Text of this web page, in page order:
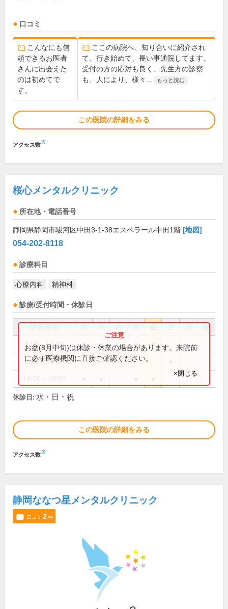
口コミ
こんなにも信
頼できるお医者
さんに出会えた
のは初めてで
す。
ここの病院へ、知り合いに紹介され
て、行き始めて、長い事通院してます。
受付の方の応対も良く、先生方の診察
も、人により、様々...
もっと読む
この医院の詳細をみる
アクセス数※
桜心メンタルクリニック
所在地・電話番号
静岡県静岡市駿河区中田3-1-38エスペラール中田1階 [地図]
054-202-8118
診療科目
心療内科 精神科
診療/受付時間・休診日
祝
9:00～12:30 ● ● ● ●
9:00～14:00
お盆(8月中旬)は休診・休業の場合があります。来院前
に必ず医療機関に直接ご確認ください。
×閉じる
休診日: 水・日・祝
この医院の詳細をみる
アクセス数※
静岡ななつ星メンタルクリニック
口コミ 2件